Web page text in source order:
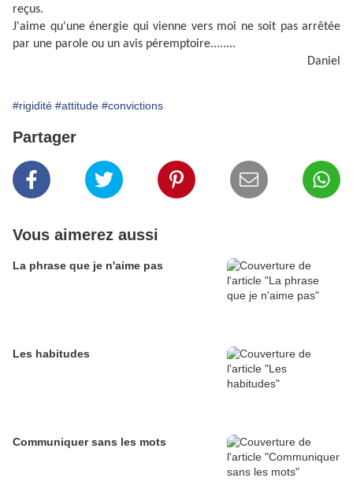
reçus.
J'aime qu'une énergie qui vienne vers moi ne soit pas arrêtée
par une parole ou un avis péremptoire........
Daniel
#rigidité #attitude #convictions
Partager
Vous aimerez aussi
La phrase que je n'aime pas
Les habitudes
Communiquer sans les mots